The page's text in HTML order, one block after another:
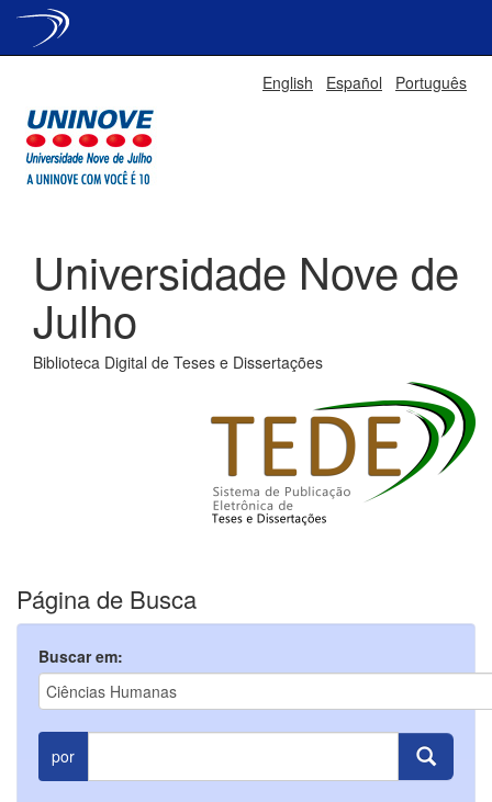
English Español Português
Universidade Nove de
Julho
Biblioteca Digital de Teses e Dissertações
Página de Busca
Buscar em:
por